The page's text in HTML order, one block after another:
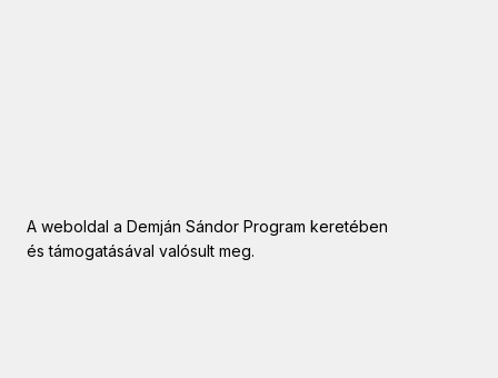
A weboldal a Demján Sándor Program keretében
és támogatásával valósult meg.